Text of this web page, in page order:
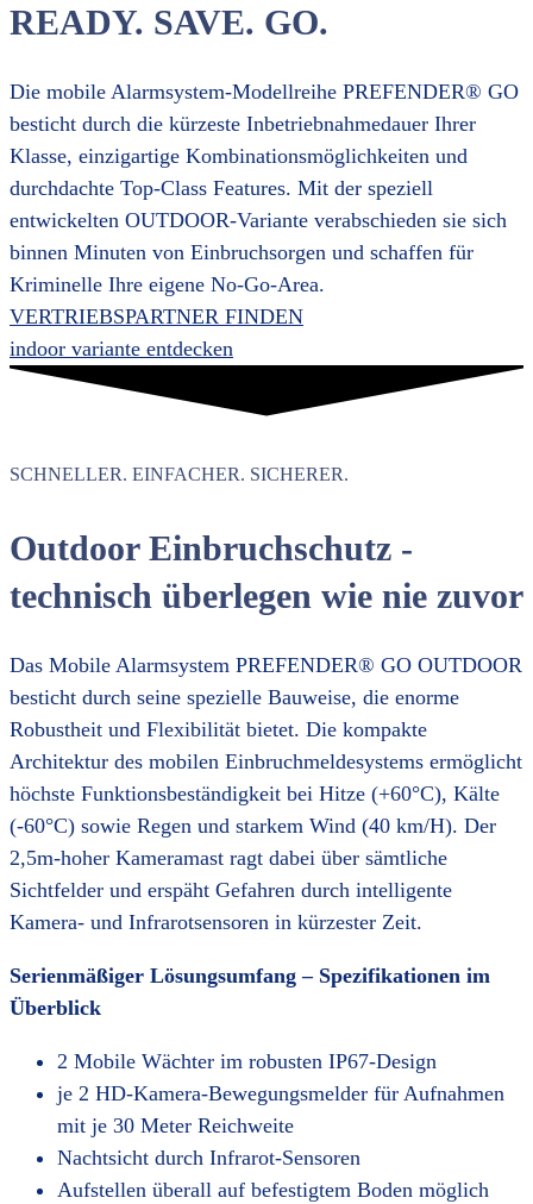
READY. SAVE. GO.
Die mobile Alarmsystem-Modellreihe PREFENDER® GO
besticht durch die kürzeste Inbetriebnahmedauer Ihrer
Klasse, einzigartige Kombinationsmöglichkeiten und
durchdachte Top-Class Features. Mit der speziell
entwickelten OUTDOOR-Variante verabschieden sie sich
binnen Minuten von Einbruchsorgen und schaffen für
Kriminelle Ihre eigene No-Go-Area.
VERTRIEBSPARTNER FINDEN
indoor variante entdecken
SCHNELLER. EINFACHER. SICHERER.
Outdoor Einbruchschutz -
technisch überlegen wie nie zuvor
Das Mobile Alarmsystem PREFENDER® GO OUTDOOR
besticht durch seine spezielle Bauweise, die enorme
Robustheit und Flexibilität bietet. Die kompakte
Architektur des mobilen Einbruchmeldesystems ermöglicht
höchste Funktionsbeständigkeit bei Hitze (+60°C), Kälte
(-60°C) sowie Regen und starkem Wind (40 km/H). Der
2,5m-hoher Kameramast ragt dabei über sämtliche
Sichtfelder und erspäht Gefahren durch intelligente
Kamera- und Infrarotsensoren in kürzester Zeit.
Serienmäßiger Lösungsumfang – Spezifikationen im
Überblick
2 Mobile Wächter im robusten IP67-Design
je 2 HD-Kamera-Bewegungsmelder für Aufnahmen
mit je 30 Meter Reichweite
Nachtsicht durch Infrarot-Sensoren
Aufstellen überall auf befestigtem Boden möglich